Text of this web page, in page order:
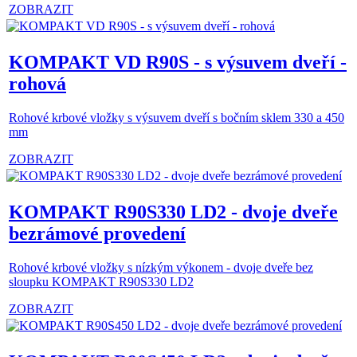
ZOBRAZIT
KOMPAKT VD R90S - s výsuvem dveří -
rohová
Rohové krbové vložky s výsuvem dveří s bočním sklem 330 a 450
mm
ZOBRAZIT
KOMPAKT R90S330 LD2 - dvoje dveře
bezrámové provedení
Rohové krbové vložky s nízkým výkonem - dvoje dveře bez
sloupku KOMPAKT R90S330 LD2
ZOBRAZIT